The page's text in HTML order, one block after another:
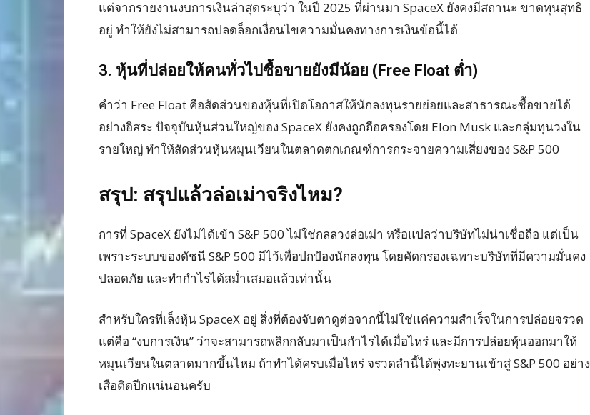
แต่จากรายงานงบการเงินล่าสุดระบุว่า ในปี 2025 ที่ผ่านมา SpaceX ยังคงมีสถานะ ขาดทุนสุทธิ
อยู่ ทำให้ยังไม่สามารถปลดล็อกเงื่อนไขความมั่นคงทางการเงินข้อนี้ได้
3. หุ้นที่ปล่อยให้คนทั่วไปซื้อขายยังมีน้อย (Free Float ต่ำ)
คำว่า Free Float คือสัดส่วนของหุ้นที่เปิดโอกาสให้นักลงทุนรายย่อยและสาธารณะซื้อขายได้
อย่างอิสระ ปัจจุบันหุ้นส่วนใหญ่ของ SpaceX ยังคงถูกถือครองโดย Elon Musk และกลุ่มทุนวงใน
รายใหญ่ ทำให้สัดส่วนหุ้นหมุนเวียนในตลาดตกเกณฑ์การกระจายความเสี่ยงของ S&P 500
สรุป: สรุปแล้วล่อเม่าจริงไหม?
การที่ SpaceX ยังไม่ได้เข้า S&P 500 ไม่ใช่กลลวงล่อเม่า หรือแปลว่าบริษัทไม่น่าเชื่อถือ แต่เป็น
เพราะระบบของดัชนี S&P 500 มีไว้เพื่อปกป้องนักลงทุน โดยคัดกรองเฉพาะบริษัทที่มีความมั่นคง
ปลอดภัย และทำกำไรได้สม่ำเสมอแล้วเท่านั้น
สำหรับใครที่เล็งหุ้น SpaceX อยู่ สิ่งที่ต้องจับตาดูต่อจากนี้ไม่ใช่แค่ความสำเร็จในการปล่อยจรวด
แต่คือ “งบการเงิน” ว่าจะสามารถพลิกกลับมาเป็นกำไรได้เมื่อไหร่ และมีการปล่อยหุ้นออกมาให้
หมุนเวียนในตลาดมากขึ้นไหม ถ้าทำได้ครบเมื่อไหร่ จรวดลำนี้ได้พุ่งทะยานเข้าสู่ S&P 500 อย่าง
เสือติดปีกแน่นอนครับ